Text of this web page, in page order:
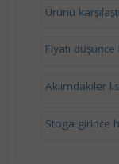
Ürünü
Fiyatı
Aklımdakiler
Stoga girince